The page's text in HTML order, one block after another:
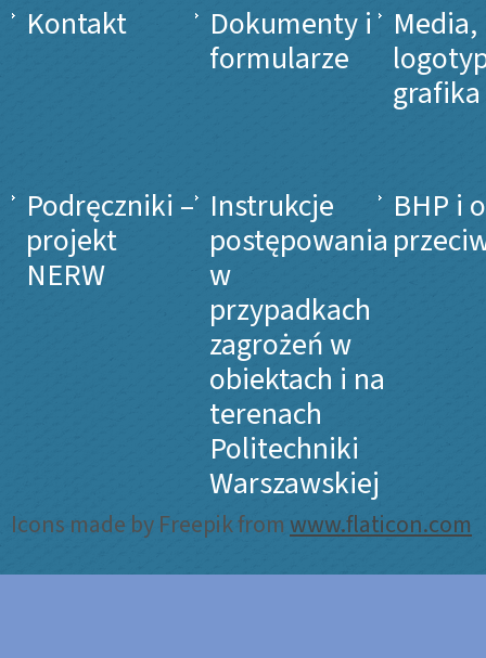
Kontakt
Dokumenty i
formularze
Media,
grafika
Podręczniki –
projekt
NERW
Instrukcje
postępowania
w
przypadkach
zagrożeń w
obiektach i na
terenach
Politechniki
Warszawskiej
BHP i
Icons made by Freepik fromwww.flaticon.com